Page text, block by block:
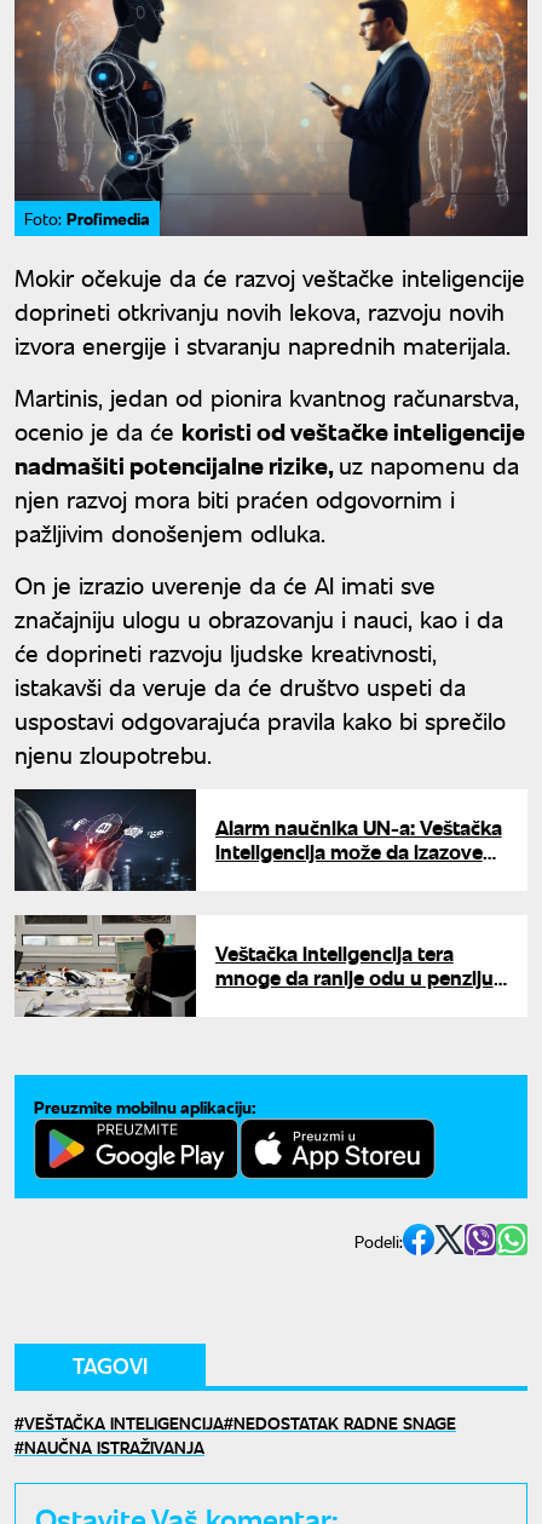
Foto: Profimedia
Mokir očekuje da će razvoj veštačke inteligencije
doprineti otkrivanju novih lekova, razvoju novih
izvora energije i stvaranju naprednih materijala.
Martinis, jedan od pionira kvantnog računarstva,
ocenio je da će koristi od veštačke inteligencije
nadmašiti potencijalne rizike,uz napomenu da
njen razvoj mora biti praćen odgovornim i
pažljivim donošenjem odluka.
On je izrazio uverenje da će AI imati sve
značajniju ulogu u obrazovanju i nauci, kao i da
će doprineti razvoju ljudske kreativnosti,
istakavši da veruje da će društvo uspeti da
uspostavi odgovarajuća pravila kako bi sprečilo
njenu zloupotrebu.
Alarm naučnika UN-a: Veštačka
inteligencija može da izazove
Veštačka inteligencija tera
mnoge da ranije odu u penziju:
Preuzmite mobilnu aplikaciju:
Podeli:
TAGOVI
VEŠTAČKA INTELIGENCIJA NEDOSTATAK RADNE SNAGE
NAUČNA ISTRAŽIVANJA